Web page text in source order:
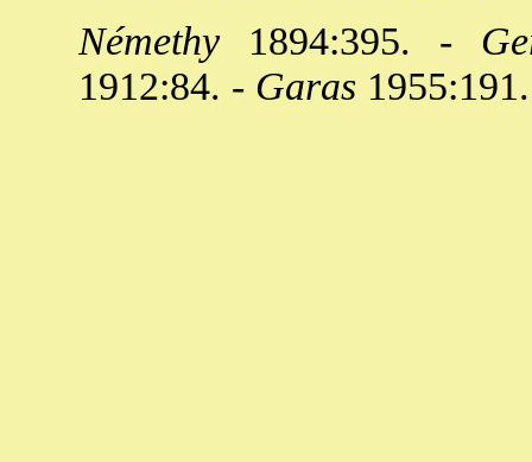
Némethy 1894:395. -
1912:84. - Garas 1955:191.